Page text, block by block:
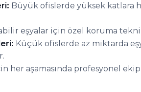
Büyük ofislerde yüksek katlara
eşyalar için özel koruma
Küçük ofislerde az miktarda
her aşamasında profesyonel